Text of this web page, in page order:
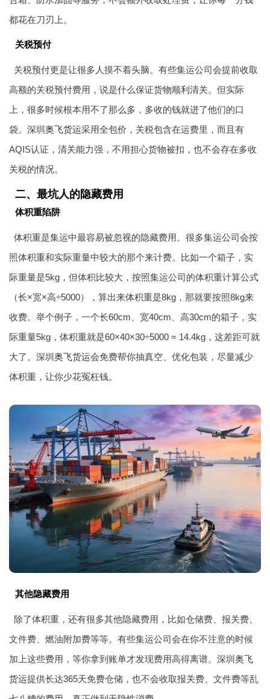
都花在刀刃上。
关税预付
关税预付更是让很多人摸不着头脑。有些集运公司会提前收取
高额的关税预付费用，说是什么保证货物顺利清关。但实际
上，很多时候根本用不了那么多，多收的钱就进了他们的口
袋。深圳 奥飞货运采用全包价，关税包含在运费里，而且有
AQIS认证，清关能力强，不用担心货物被扣，也不会存在多收
关税的情况。
二、最坑人的隐藏费用
体积重陷阱
体积重是集运中最容易被忽视的隐藏费用。很多集运公司会按
照体积重和实际重量中较大的那个来计费。比如一个箱子，实
际重量是5kg，但体积比较大，按照集运公司的体积重计算公式
（长×宽×高÷5000），算出来体积重是8kg，那就要按照8kg来
收费。举个例子，一个长60cm、宽40cm、高30cm的箱子，实
际重量5kg，体积重就是60×40×30÷5000 = 14.4kg，这差距可就
大了。深圳 奥飞货运会免费帮你抽真空、优化包装，尽量减少
体积重，让你少花冤枉钱。
其他隐藏费用
除了体积重，还有很多其他隐藏费用，比如仓储费、报关费、
文件费、燃油附加费等等。有些集运公司会在你不注意的时候
加上这些费用，等你拿到账单才发现费用高得离谱。深圳 奥飞
货运提供长达365天免费仓储，也不会收取报关费、文件费等乱